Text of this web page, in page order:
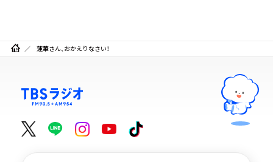
蓮華さん、おかえりなさい！